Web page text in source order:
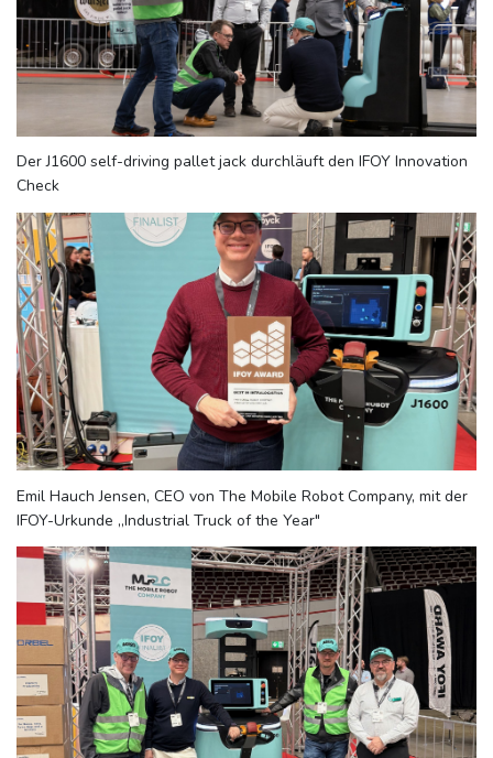
Der J1600 self-driving pallet jack durchläuft den IFOY Innovation
Check
Emil Hauch Jensen, CEO von The Mobile Robot Company, mit der
IFOY-Urkunde „Industrial Truck of the Year"